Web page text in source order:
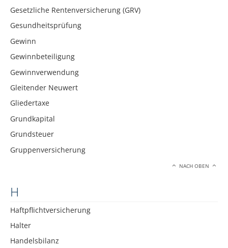
Gesetzliche Rentenversicherung (GRV)
Gesundheitsprüfung
Gewinn
Gewinnbeteiligung
Gewinnverwendung
Gleitender Neuwert
Gliedertaxe
Grundkapital
Grundsteuer
Gruppenversicherung
NACH OBEN
H
Haftpflichtversicherung
Halter
Handelsbilanz